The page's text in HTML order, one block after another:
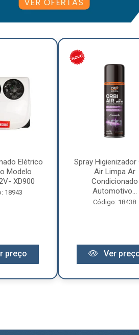
Elétrico
Modelo
XD900
18943
preço
Spray Higienizador
Air Limpa Ar
Condicionado
Automotivo...
Código: 18438
Ver